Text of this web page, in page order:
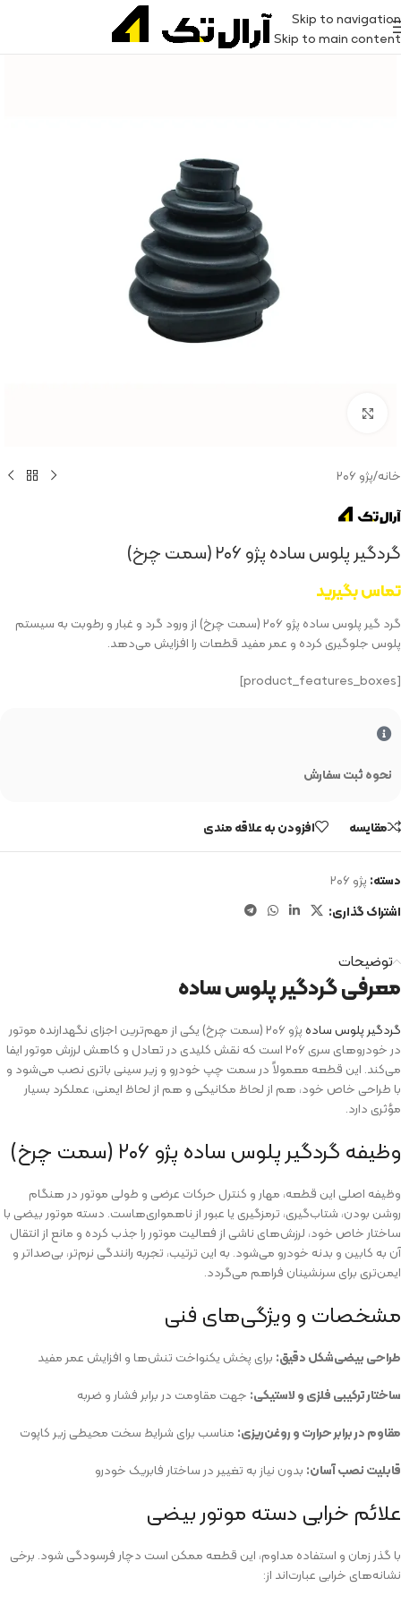
Skip to navigation
Skip to main content
خانه/پژو ۲۰۶
گردگیر پلوس ساده پژو ۲۰۶ (سمت چرخ)
تماس بگیرید
گرد گیر پلوس ساده پژو ۲۰۶ (سمت چرخ) از ورود گرد و غبار و رطوبت به سیستم
پلوس جلوگیری کرده و عمر مفید قطعات را افزایش می‌دهد.
[product_features_boxes]
نحوه ثبت سفارش
مقایسه افزودن به علاقه مندی
دسته: پژو ۲۰۶
اشتراک گذاری:
توضیحات
معرفی گردگیر پلوس ساده
گردگیر پلوس ساده
پژو ۲۰۶ (سمت چرخ) یکی از مهم‌ترین اجزای نگهدارنده موتور
در خودروهای سری ۲۰۶ است که نقش کلیدی در تعادل و کاهش لرزش موتور ایفا
می‌کند. این قطعه معمولاً در سمت چپ خودرو و زیر سینی باتری نصب می‌شود و
با طراحی خاص خود، هم از لحاظ مکانیکی و هم از لحاظ ایمنی، عملکرد بسیار
مؤثری دارد.
وظیفه گردگیر پلوس ساده پژو ۲۰۶ (سمت چرخ)
وظیفه اصلی این قطعه، مهار و کنترل حرکات عرضی و طولی موتور در هنگام
روشن بودن، شتاب‌گیری، ترمزگیری یا عبور از ناهمواری‌هاست. دسته موتور بیضی با
ساختار خاص خود، لرزش‌های ناشی از فعالیت موتور را جذب کرده و مانع از انتقال
آن به کابین و بدنه خودرو می‌شود. به این ترتیب، تجربه رانندگی نرم‌تر، بی‌صدا‌تر و
ایمن‌تری برای سرنشینان فراهم می‌گردد.
مشخصات و ویژگی‌های فنی
طراحی بیضی‌شکل دقیق: برای پخش یکنواخت تنش‌ها و افزایش عمر مفید
ساختار ترکیبی فلزی و لاستیکی: جهت مقاومت در برابر فشار و ضربه
مقاوم در برابر حرارت و روغن‌ریزی: مناسب برای شرایط سخت محیطی زیر کاپوت
قابلیت نصب آسان: بدون نیاز به تغییر در ساختار فابریک خودرو
علائم خرابی دسته موتور بیضی
با گذر زمان و استفاده مداوم، این قطعه ممکن است دچار فرسودگی شود. برخی
نشانه‌های خرابی عبارت‌اند از: